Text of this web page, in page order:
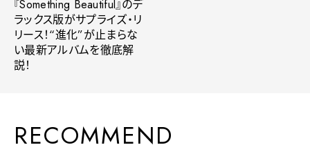
『Something Beautiful』のデ
ラックス版がサプライズ・リ
リース！“進化”が止まらな
い最新アルバムを徹底解
説！
RECOMMEND